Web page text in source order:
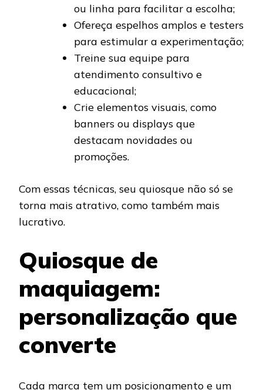
ou linha para facilitar a escolha;
Ofereça espelhos amplos e testers
para estimular a experimentação;
Treine sua equipe para
atendimento consultivo e
educacional;
Crie elementos visuais, como
banners ou displays que
destacam novidades ou
promoções.
Com essas técnicas, seu quiosque não só se
torna mais atrativo, como também mais
lucrativo.
Quiosque de
maquiagem:
personalização que
converte
Cada marca tem um posicionamento e um